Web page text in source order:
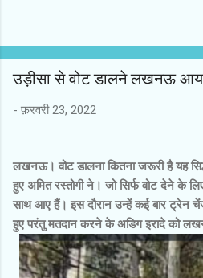
देवं कंसचाणूरमर्दनम। देवकीपरमानन्दं
में कृष्ण का पूरा परिचय देता है, कृष्ण वासुदेव
मारने वाले देवकी माता को आनन्द देने वाले
कोटिश नमन एवं अपने से जोड़े रखें।
उड़ीसा से वोट डालने लखनऊ आया
- फ़रवरी 23, 2022
लखनऊ। वोट डालना कितना जरूरी है यह
हुए अमित रस्तोगी ने। जो सिर्फ वोट देने के
साथ आए हैं। इस दौरान उन्हें कई बार ट्रेन
हुए परंतु मतदान करने के अडिग इरादे को